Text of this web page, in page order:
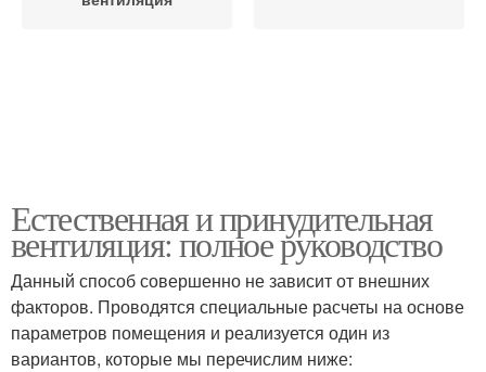
Естественная и принудительная
вентиляция: полное руководство
Данный способ совершенно не зависит от внешних
факторов. Проводятся специальные расчеты на основе
параметров помещения и реализуется один из
вариантов, которые мы перечислим ниже: